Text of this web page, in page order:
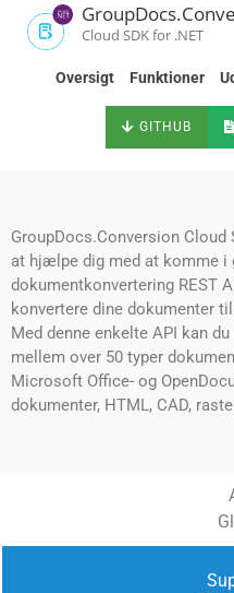
Cloud SDK for .NET
Oversigt Funktioner
GITHUB
GroupDocs.Conversion Cloud
at hjælpe dig med at komme i
dokumentkonvertering REST
konvertere dine dokumenter
Med denne enkelte API kan
mellem over 50 typer
Microsoft Office- og
dokumenter, HTML, CAD,